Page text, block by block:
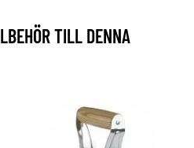
TILL DENNA